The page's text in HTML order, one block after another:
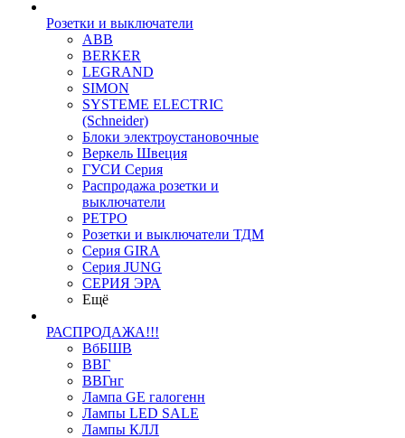
Розетки и выключатели
ABB
BERKER
LEGRAND
SIMON
SYSTEME ELECTRIC
(Schneider)
Блоки электроустановочные
Веркель Швеция
ГУСИ Серия
Распродажа розетки и
выключатели
РЕТРО
Розетки и выключатели ТДМ
Серия GIRA
Серия JUNG
СЕРИЯ ЭРА
Ещё
РАСПРОДАЖА!!!
ВбБШВ
ВВГ
ВВГнг
Лампа GE галогенн
Лампы LED SALE
Лампы КЛЛ